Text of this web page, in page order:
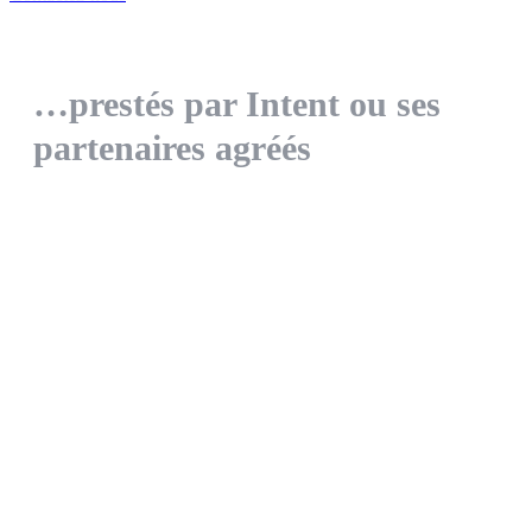
…prestés par Intent ou ses
partenaires agréés